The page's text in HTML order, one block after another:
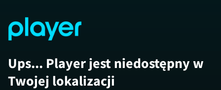
Ups... Player jest niedostępny w
Twojej lokalizacji